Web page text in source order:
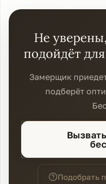
Не
подойдёт
Замерщик
подберёт
Подобрать